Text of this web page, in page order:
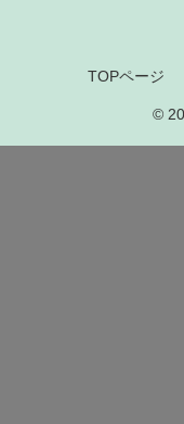
TOPページ
©